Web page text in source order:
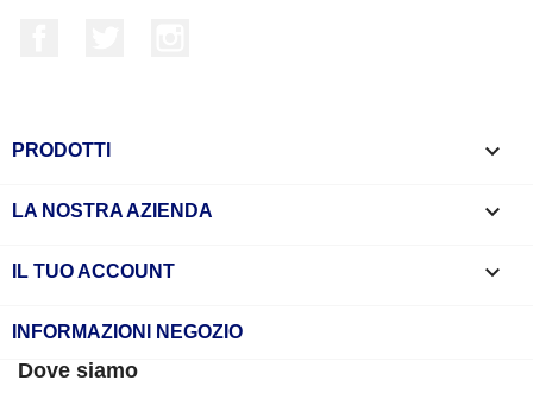
PRODOTTI 
LA NOSTRA AZIENDA 
IL TUO ACCOUNT 
INFORMAZIONI NEGOZIO
Dove siamo